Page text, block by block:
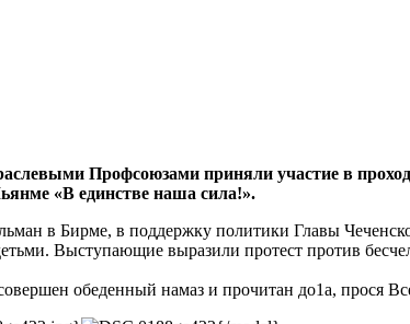
Профсоюзами приняли участие в
«В единстве наша сила!».
в Бирме, в поддержку политики Главы
Выступающие выразили протест против
обеденный намаз и прочитан до1а, прося